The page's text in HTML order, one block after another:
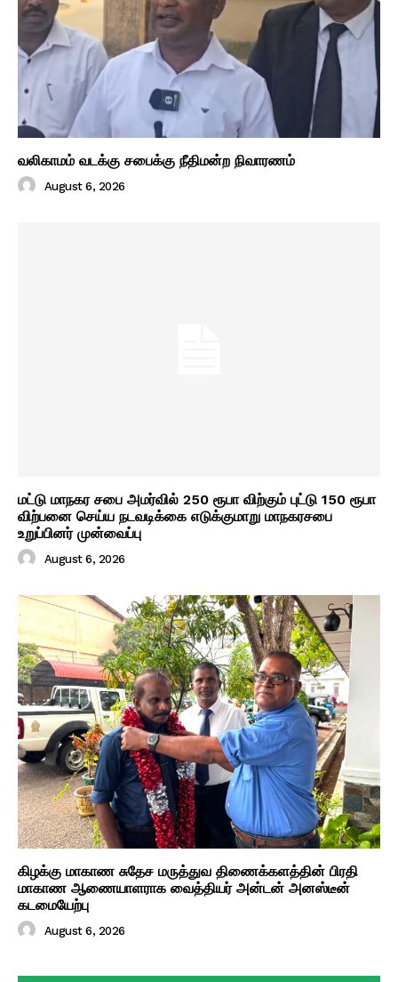
வலிகாமம் வடக்கு சபைக்கு நீதிமன்ற நிவாரணம்
August 6, 2026
மட்டு மாநகர சபை அமர்வில் 250 ரூபா விற்கும் புட்டு 150 ரூபா
விற்பனை செய்ய நடவடிக்கை எடுக்குமாறு மாநகரசபை
உறுப்பினர் முன்வைப்பு
August 6, 2026
கிழக்கு மாகாண சுதேச மருத்துவ திணைக்களத்தின் பிரதி
மாகாண ஆணையாளராக வைத்தியர் அன்டன் அனஸ்டீன்
கடமையேற்பு
August 6, 2026